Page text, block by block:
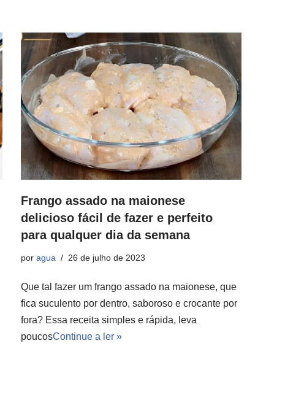
Frango assado na maionese
delicioso fácil de fazer e perfeito
para qualquer dia da semana
por agua 26 de julho de 2023
Que tal fazer um frango assado na maionese, que
fica suculento por dentro, saboroso e crocante por
fora? Essa receita simples e rápida, leva
poucosContinue a ler »